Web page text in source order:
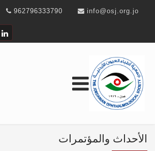
962796333790 info@osj.org.jo
الأحداث والمؤتمرات